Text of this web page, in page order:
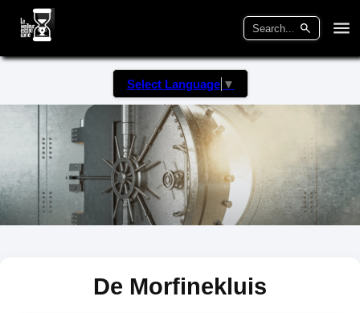
Select Language ▼
De Morfinekluis